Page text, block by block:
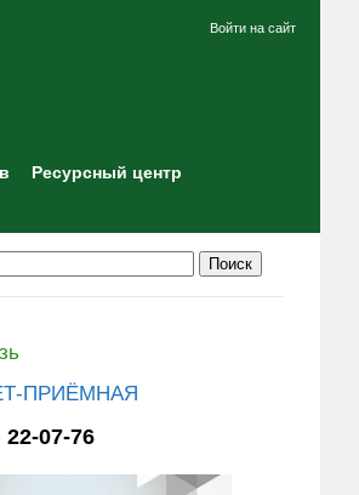
Войти на сайт
Ресурсный центр
ПРИЁМНАЯ
22-07-76